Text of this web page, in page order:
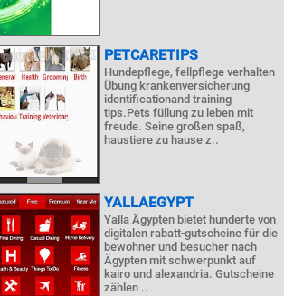
PETCARETIPS
Hundepflege, fellpflege verhalten
Übung krankenversicherung
identificationand training
tips.Pets füllung zu leben mit
freude. Seine großen spaß,
haustiere zu hause z..
YALLAEGYPT
Yalla Ägypten bietet hunderte von
digitalen rabatt-gutscheine für die
bewohner und besucher nach
Ägypten mit schwerpunkt auf
kairo und alexandria. Gutscheine
zählen ..